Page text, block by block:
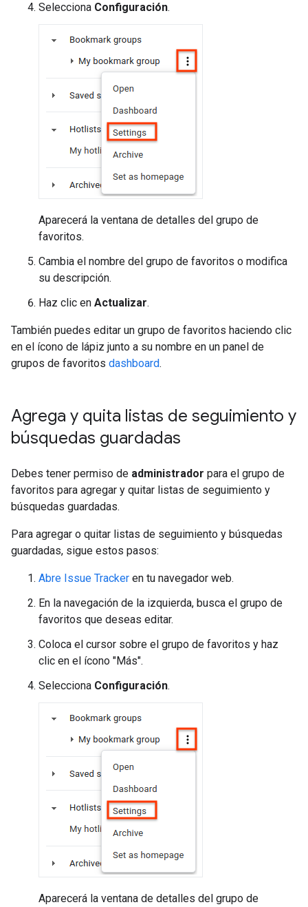
Selecciona Configuración.
Aparecerá la ventana de detalles del grupo de
favoritos.
Cambia el nombre del grupo de favoritos o modifica
su descripción.
Haz clic en Actualizar.
También puedes editar un grupo de favoritos haciendo clic
en el ícono de lápiz junto a su nombre en un panel de
grupos de favoritos dashboard.
Agrega y quita listas de seguimiento y
búsquedas guardadas
Debes tener permiso de administrador para el grupo de
favoritos para agregar y quitar listas de seguimiento y
búsquedas guardadas.
Para agregar o quitar listas de seguimiento y búsquedas
guardadas, sigue estos pasos:
Abre Issue Tracker en tu navegador web.
En la navegación de la izquierda, busca el grupo de
favoritos que deseas editar.
Coloca el cursor sobre el grupo de favoritos y haz
clic en el ícono "Más".
Selecciona Configuración.
Aparecerá la ventana de detalles del grupo de